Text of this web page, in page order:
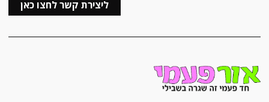
ליצירת קשר לחצו כאן